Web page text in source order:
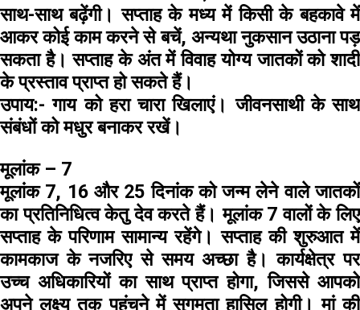
साथ-साथ बढ़ेंगी। सप्ताह के मध्य में किसी के बहकावे में
आकर कोई काम करने से बचें, अन्यथा नुकसान उठाना पड़
सकता है। सप्ताह के अंत में विवाह योग्य जातकों को शादी
के प्रस्ताव प्राप्त हो सकते हैं।
उपाय:-गाय को हरा चारा खिलाएं। जीवनसाथी के साथ
संबंधों को मधुर बनाकर रखें।
मूलांक – 7
मूलांक 7, 16 और 25 दिनांक को जन्म लेने वाले जातकों
का प्रतिनिधित्व केतु देव करते हैं। मूलांक 7 वालों के लिए
सप्ताह के परिणाम सामान्य रहेंगे। सप्ताह की शुरुआत में
कामकाज के नजरिए से समय अच्छा है। कार्यक्षेत्र पर
उच्च अधिकारियों का साथ प्राप्त होगा, जिससे आपको
अपने लक्ष्य तक पहुंचने में सुगमता हासिल होगी। मां की